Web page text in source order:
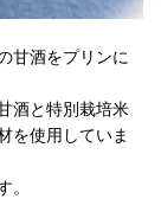
甘酒をプリンに
酒と特別栽培米
を使用していま